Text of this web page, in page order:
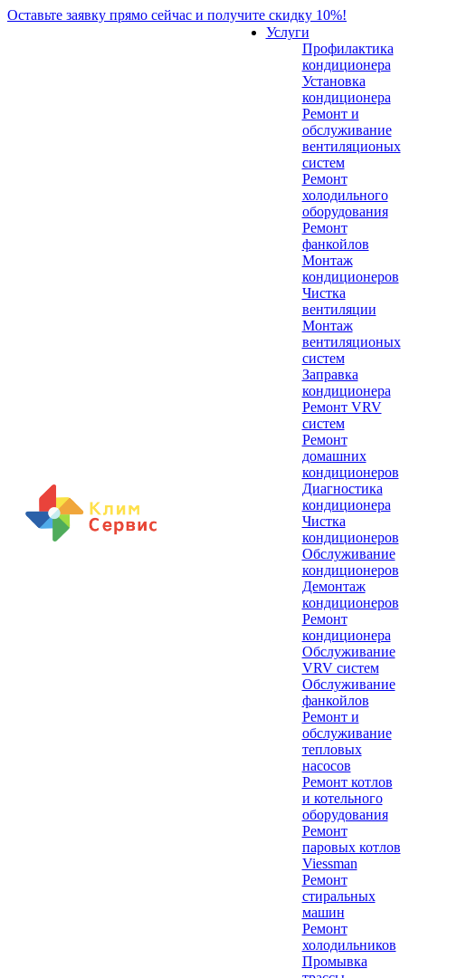
Оставьте заявку прямо сейчас и получите скидку 10%!
Услуги
Профилактика
кондиционера
Установка
кондиционера
Ремонт и
обслуживание
вентиляционых
систем
Ремонт
холодильного
оборудования
Ремонт
фанкойлов
Монтаж
кондиционеров
Чистка
вентиляции
Монтаж
вентиляционых
систем
Заправка
кондиционера
Ремонт VRV
систем
Ремонт
домашних
кондиционеров
Диагностика
кондиционера
Чистка
кондиционеров
Обслуживание
кондиционеров
Демонтаж
кондиционеров
Ремонт
кондиционера
Обслуживание
VRV систем
Обслуживание
фанкойлов
Ремонт и
обслуживание
тепловых
насосов
Ремонт котлов
и котельного
оборудования
Ремонт
паровых котлов
Viessman
Ремонт
стиральных
машин
Ремонт
холодильников
Промывка